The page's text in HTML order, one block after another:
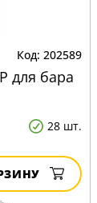
202589
для бара
28 шт.